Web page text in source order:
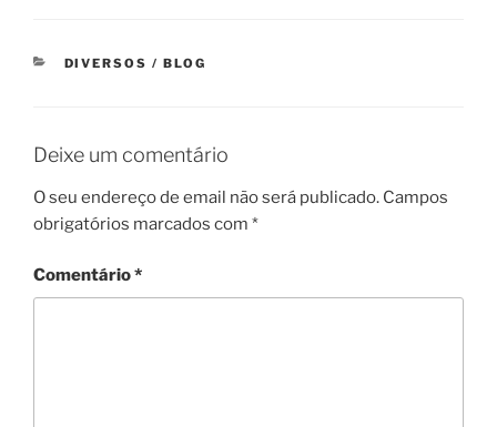
CATEGORIAS
DIVERSOS / BLOG
Deixe um comentário
O seu endereço de email não será publicado. Campos
obrigatórios marcados com *
Comentário*